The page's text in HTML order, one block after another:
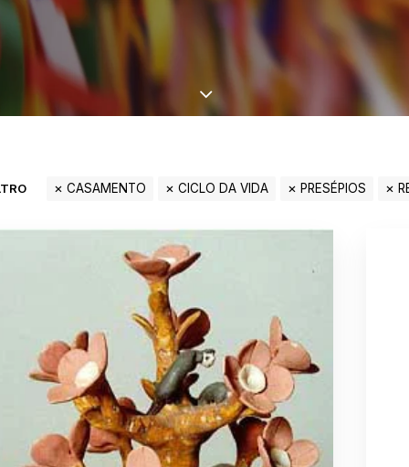
CASAMENTO CICLO DA VIDA PRESÉPIOS